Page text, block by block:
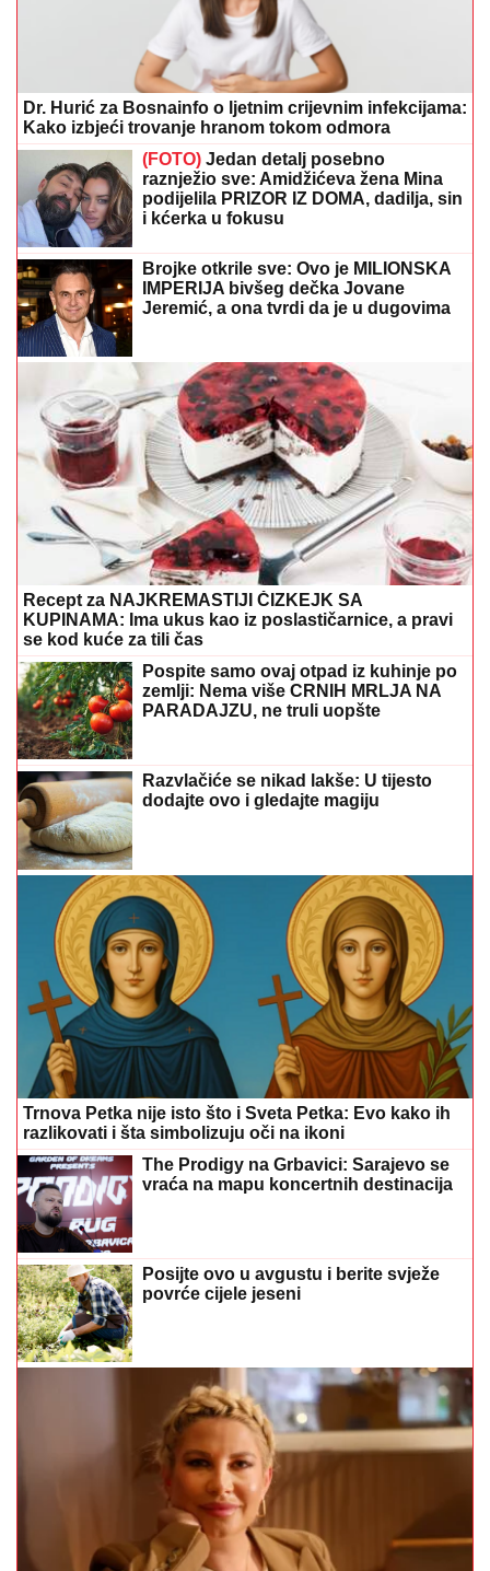
Dr. Hurić za Bosnainfo o ljetnim crijevnim infekcijama:
Kako izbjeći trovanje hranom tokom odmora
(FOTO) Jedan detalj posebno
raznježio sve: Amidžićeva žena Mina
podijelila PRIZOR IZ DOMA, dadilja, sin
i kćerka u fokusu
Brojke otkrile sve: Ovo je MILIONSKA
IMPERIJA bivšeg dečka Jovane
Jeremić, a ona tvrdi da je u dugovima
Recept za NAJKREMASTIJI ČIZKEJK SA
KUPINAMA: Ima ukus kao iz poslastičarnice, a pravi
se kod kuće za tili čas
Pospite samo ovaj otpad iz kuhinje po
zemlji: Nema više CRNIH MRLJA NA
PARADAJZU, ne truli uopšte
Razvlačiće se nikad lakše: U tijesto
dodajte ovo i gledajte magiju
Trnova Petka nije isto što i Sveta Petka: Evo kako ih
razlikovati i šta simbolizuju oči na ikoni
The Prodigy na Grbavici: Sarajevo se
vraća na mapu koncertnih destinacija
Posijte ovo u avgustu i berite svježe
povrće cijele jeseni